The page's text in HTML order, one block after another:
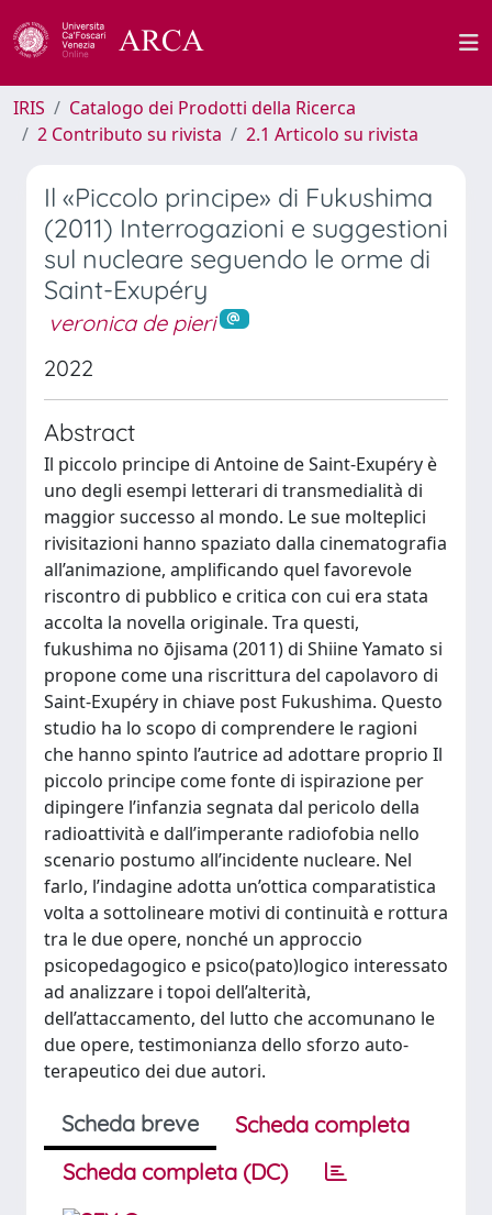
IRIS
Catalogo dei Prodotti della Ricerca
2 Contributo su rivista
2.1 Articolo su rivista
Il «Piccolo principe» di Fukushima
(2011) Interrogazioni e suggestioni
sul nucleare seguendo le orme di
Saint-Exupéry
veronica de pieri
2022
Abstract
Il piccolo principe di Antoine de Saint-Exupéry è
uno degli esempi letterari di transmedialità di
maggior successo al mondo. Le sue molteplici
rivisitazioni hanno spaziato dalla cinematografia
all’animazione, amplificando quel favorevole
riscontro di pubblico e critica con cui era stata
accolta la novella originale. Tra questi,
fukushima no ōjisama (2011) di Shiine Yamato si
propone come una riscrittura del capolavoro di
Saint-Exupéry in chiave post Fukushima. Questo
studio ha lo scopo di comprendere le ragioni
che hanno spinto l’autrice ad adottare proprio Il
piccolo principe come fonte di ispirazione per
dipingere l’infanzia segnata dal pericolo della
radioattività e dall’imperante radiofobia nello
scenario postumo all’incidente nucleare. Nel
farlo, l’indagine adotta un’ottica comparatistica
volta a sottolineare motivi di continuità e rottura
tra le due opere, nonché un approccio
psicopedagogico e psico(pato)logico interessato
ad analizzare i topoi dell’alterità,
dell’attaccamento, del lutto che accomunano le
due opere, testimonianza dello sforzo auto-
terapeutico dei due autori.
Scheda breve
Scheda completa
Scheda completa (DC)